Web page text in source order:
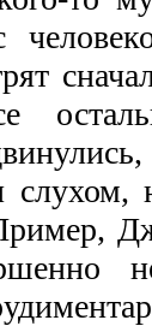
слухом,